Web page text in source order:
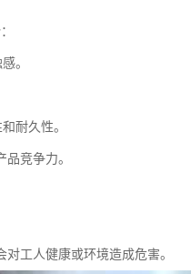
。
耐久性。
竞争力。
工人健康或环境造成危害。